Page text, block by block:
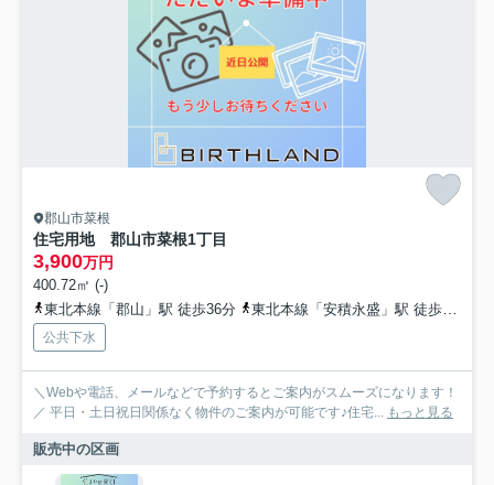
郡山市菜根
住宅用地 郡山市菜根1丁目
3,900万円
400.72㎡ (-)
東北本線「郡山」駅 徒歩36分
東北本線「安積永盛」駅 徒歩54分
公共下水
＼Webや電話、メールなどで予約するとご案内がスムーズになります！
／ 平日・土日祝日関係なく物件のご案内が可能です♪住宅... もっと見る
販売中の区画